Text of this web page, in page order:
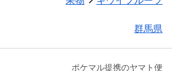
群馬県
ポケマル提携のヤマト便